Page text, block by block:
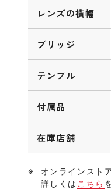
レンズの横幅
ブリッジ
テンプル
付属品
在庫店舗
オンラインスト
詳しくは こちら